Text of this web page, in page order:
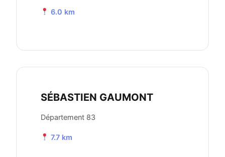
6.0 km
SÉBASTIEN GAUMONT
Département 83
7.7 km